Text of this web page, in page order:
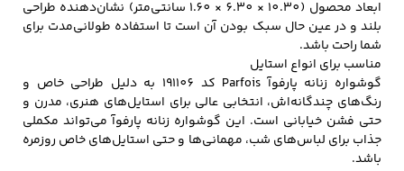
ابعاد محصول (10.30 × 6.30 × 1.60 سانتی‌متر) نشان‌دهنده طراحی
بلند و در عین حال سبک بودن آن است تا استفاده طولانی‌مدت برای
شما راحت باشد.
مناسب برای انواع استایل
گوشواره زنانه پارفوآ Parfois کد 191106 به دلیل طراحی خاص و
رنگ‌های چندگانه‌اش، انتخابی عالی برای استایل‌های هنری، مدرن و
حتی فشن خیابانی است. این گوشواره زنانه پارفوآ می‌تواند مکملی
جذاب برای لباس‌های شب، مهمانی‌ها و حتی استایل‌های خاص روزمره
باشد.